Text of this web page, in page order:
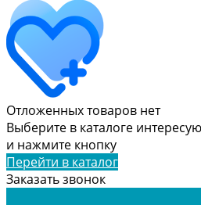
Отложенных товаров нет
Выберите в каталоге
и нажмите кнопку
Перейти в каталог
Заказать звонок